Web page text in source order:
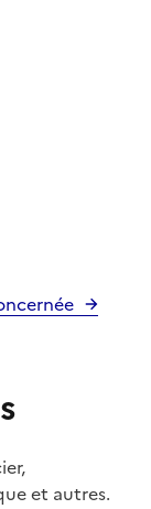
et autres.